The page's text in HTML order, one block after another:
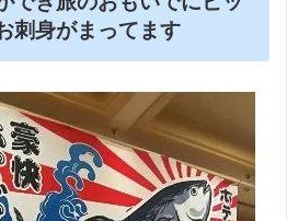
刺身がまってます